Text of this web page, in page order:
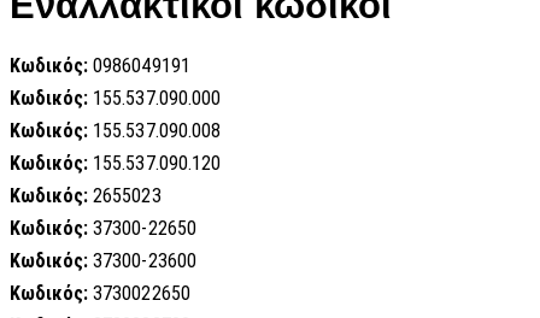
Κωδικός: 0986049191
Κωδικός: 155.537.090.000
Κωδικός: 155.537.090.008
Κωδικός: 155.537.090.120
Κωδικός: 2655023
Κωδικός: 37300-22650
Κωδικός: 37300-23600
Κωδικός: 3730022650